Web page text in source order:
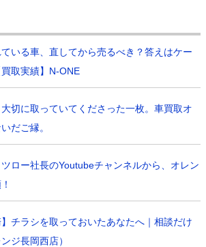
いる車、直してから売るべき？答えはケー
取実績】N-ONE
切に取っていてくださった一枚。車買取オ
だご縁。
ツロー社長のYoutubeチャンネルから、オレン
】チラシを取っておいたあなたへ｜相談だけ
ジ長岡西店）